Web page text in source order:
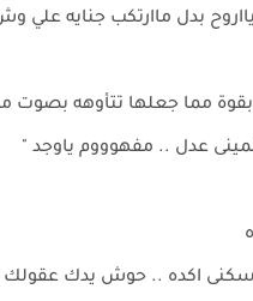
بدل ماارتكب جنايه علي
مما جعلها تتأوهه بصوت
عدل .. مفهوووم ياوجد "
اكده .. حوش يدك